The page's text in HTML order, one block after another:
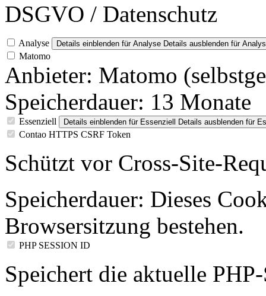
DSGVO / Datenschutz
Analyse Details einblenden für Analyse Details ausblenden für
Matomo
Anbieter: Matomo
Speicherdauer: 13 Monate
Essenziell Details einblenden für Essenziell Details ausblenden für
Contao HTTPS CSRF Token
Schützt vor Cross-Site-
Speicherdauer: Dieses
Browsersitzung bestehen.
PHP SESSION ID
Speichert die aktuelle